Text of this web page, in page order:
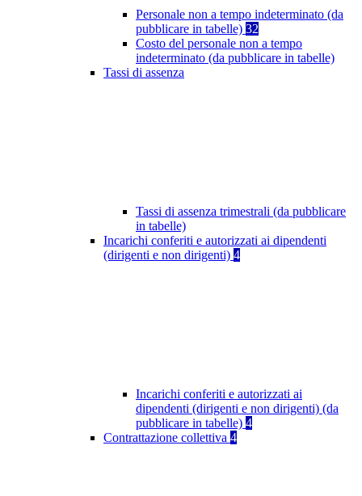
Personale non a tempo indeterminato (da
pubblicare in tabelle) 32
Costo del personale non a tempo
indeterminato (da pubblicare in tabelle)
Tassi di assenza
Tassi di assenza trimestrali (da pubblicare
in tabelle)
Incarichi conferiti e autorizzati ai dipendenti
(dirigenti e non dirigenti) 4
Incarichi conferiti e autorizzati ai
dipendenti (dirigenti e non dirigenti) (da
pubblicare in tabelle) 4
Contrattazione collettiva 4